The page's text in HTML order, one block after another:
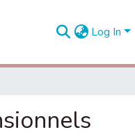
Log In